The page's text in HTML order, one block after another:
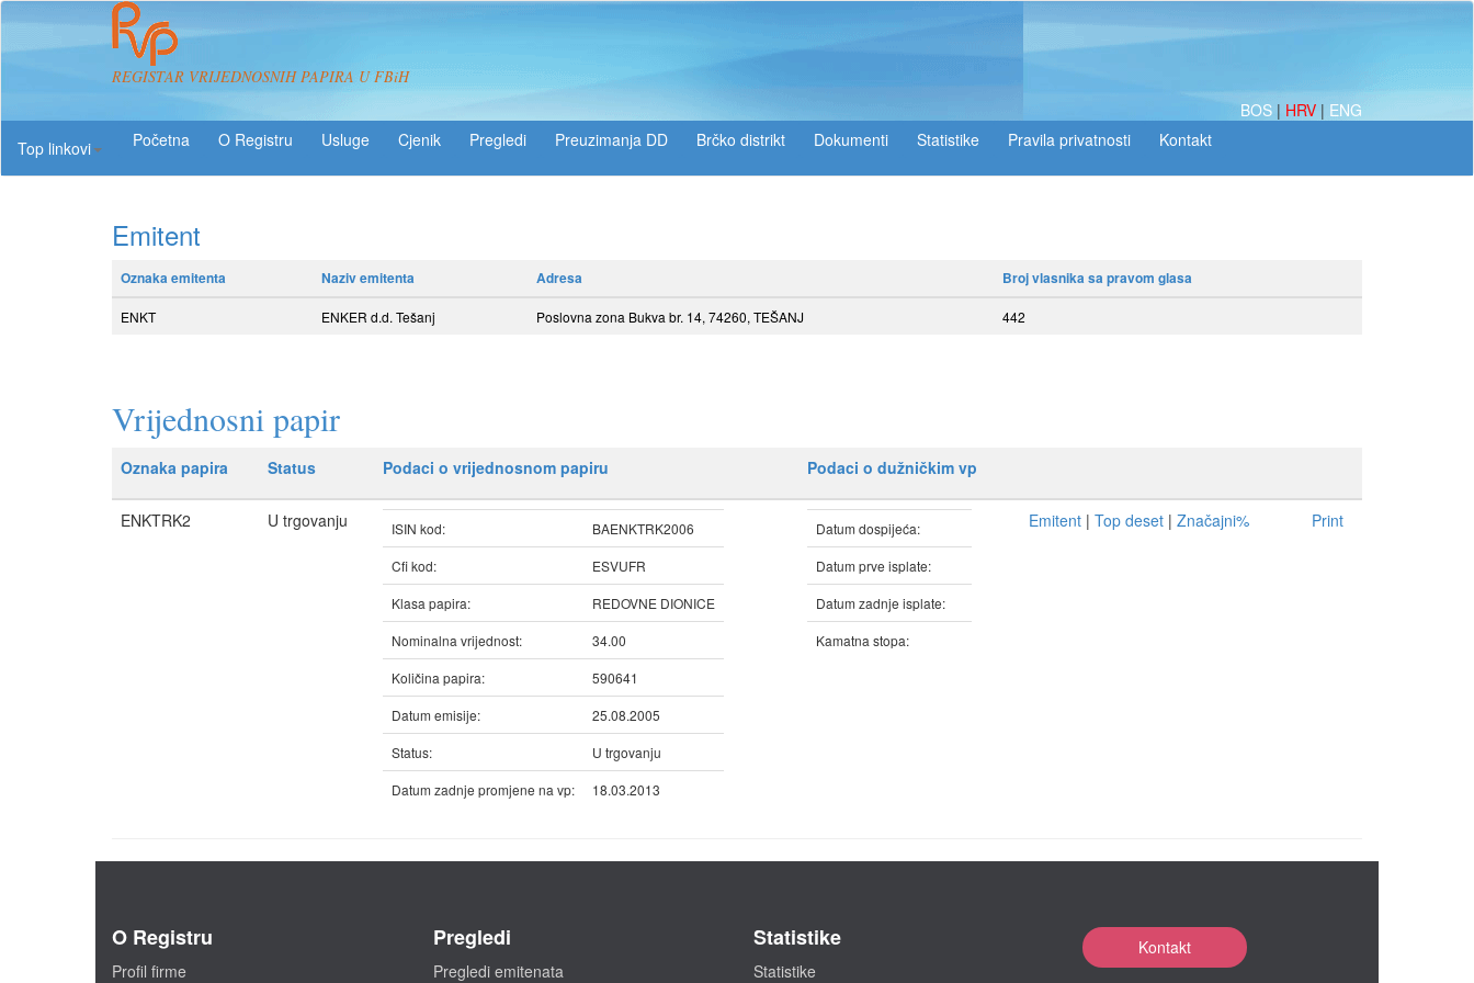
REGISTAR VRIJEDNOSNIH PAPIRA U FBiH
BOS | HRV | ENG
Top linkovi
O Registru Usluge Pregledi Preuzimanja DD Brčko distrikt Dokumenti Statistike
Emitent
Oznaka emitenta Naziv emitenta Adresa Broj vlasnika sa pravom glasa
ENKT ENKER d.d. Tešanj Poslovna zona Bukva br. 14, 74260, TEŠANJ 442
Vrijednosni papir
Oznaka papira Status Podaci o vrijednosnom papiru Podaci o dužničkim vp
ENKTRK2 U trgovanju ISIN kod:
BAENKTRK2006
Cfi kod:
ESVUFR
Klasa papira:
REDOVNE DIONICE
Nominalna vrijednost:
34.00
Količina papira:
590641
Datum emisije:
25.08.2005
Status:
U trgovanju
Datum zadnje promjene na vp:
18.03.2013
Datum dospijeća:
Datum prve isplate:
Datum zadnje isplate:
Kamatna stopa:
Emitent | Top deset | Značajni% Print
O Registru
Profil firme
Pregledi
Pregledi emitenata
Statistike
Statistike
Kontakt